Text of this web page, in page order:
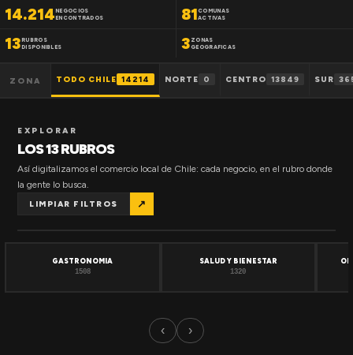
14.214NEGOCIOS
ENCONTRADOS
81 COMUNAS
ACTIVAS
13RUBROS
DISPONIBLES
3 ZONAS
GEOGRAFICAS
ZONA TODO CHILE 14214 NORTE 0 CENTRO 13849 SUR
EXPLORAR
LOS 13 RUBROS
Así digitalizamos el comercio local de Chile: cada negocio, en el rubro donde
la gente lo busca.
LIMPIAR FILTROS ↗
GASTRONOMIA
1508
SALUD Y BIENESTAR
1320
‹ ›